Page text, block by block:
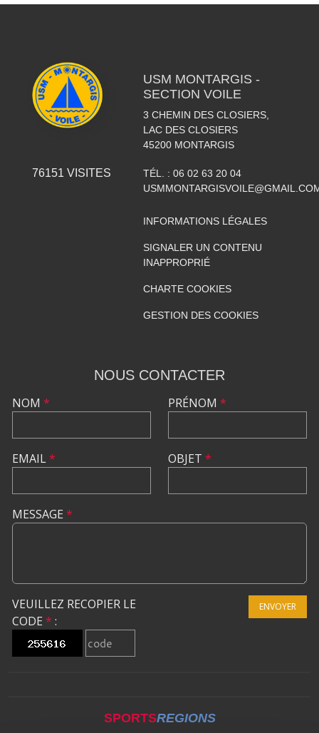
76151 VISITES
USM MONTARGIS -
SECTION VOILE
3 CHEMIN DES CLOSIERS,
LAC DES CLOSIERS
45200 MONTARGIS
TÉL. : 06 02 63 20 04
INFORMATIONS LÉGALES
SIGNALER UN CONTENU
INAPPROPRIÉ
CHARTE COOKIES
GESTION DES COOKIES
NOUS CONTACTER
NOM *
EMAIL*
PRÉNOM *
OBJET *
MESSAGE *
VEUILLEZ RECOPIER LE
CODE * :
ENVOYER
SPORTSREGIONS